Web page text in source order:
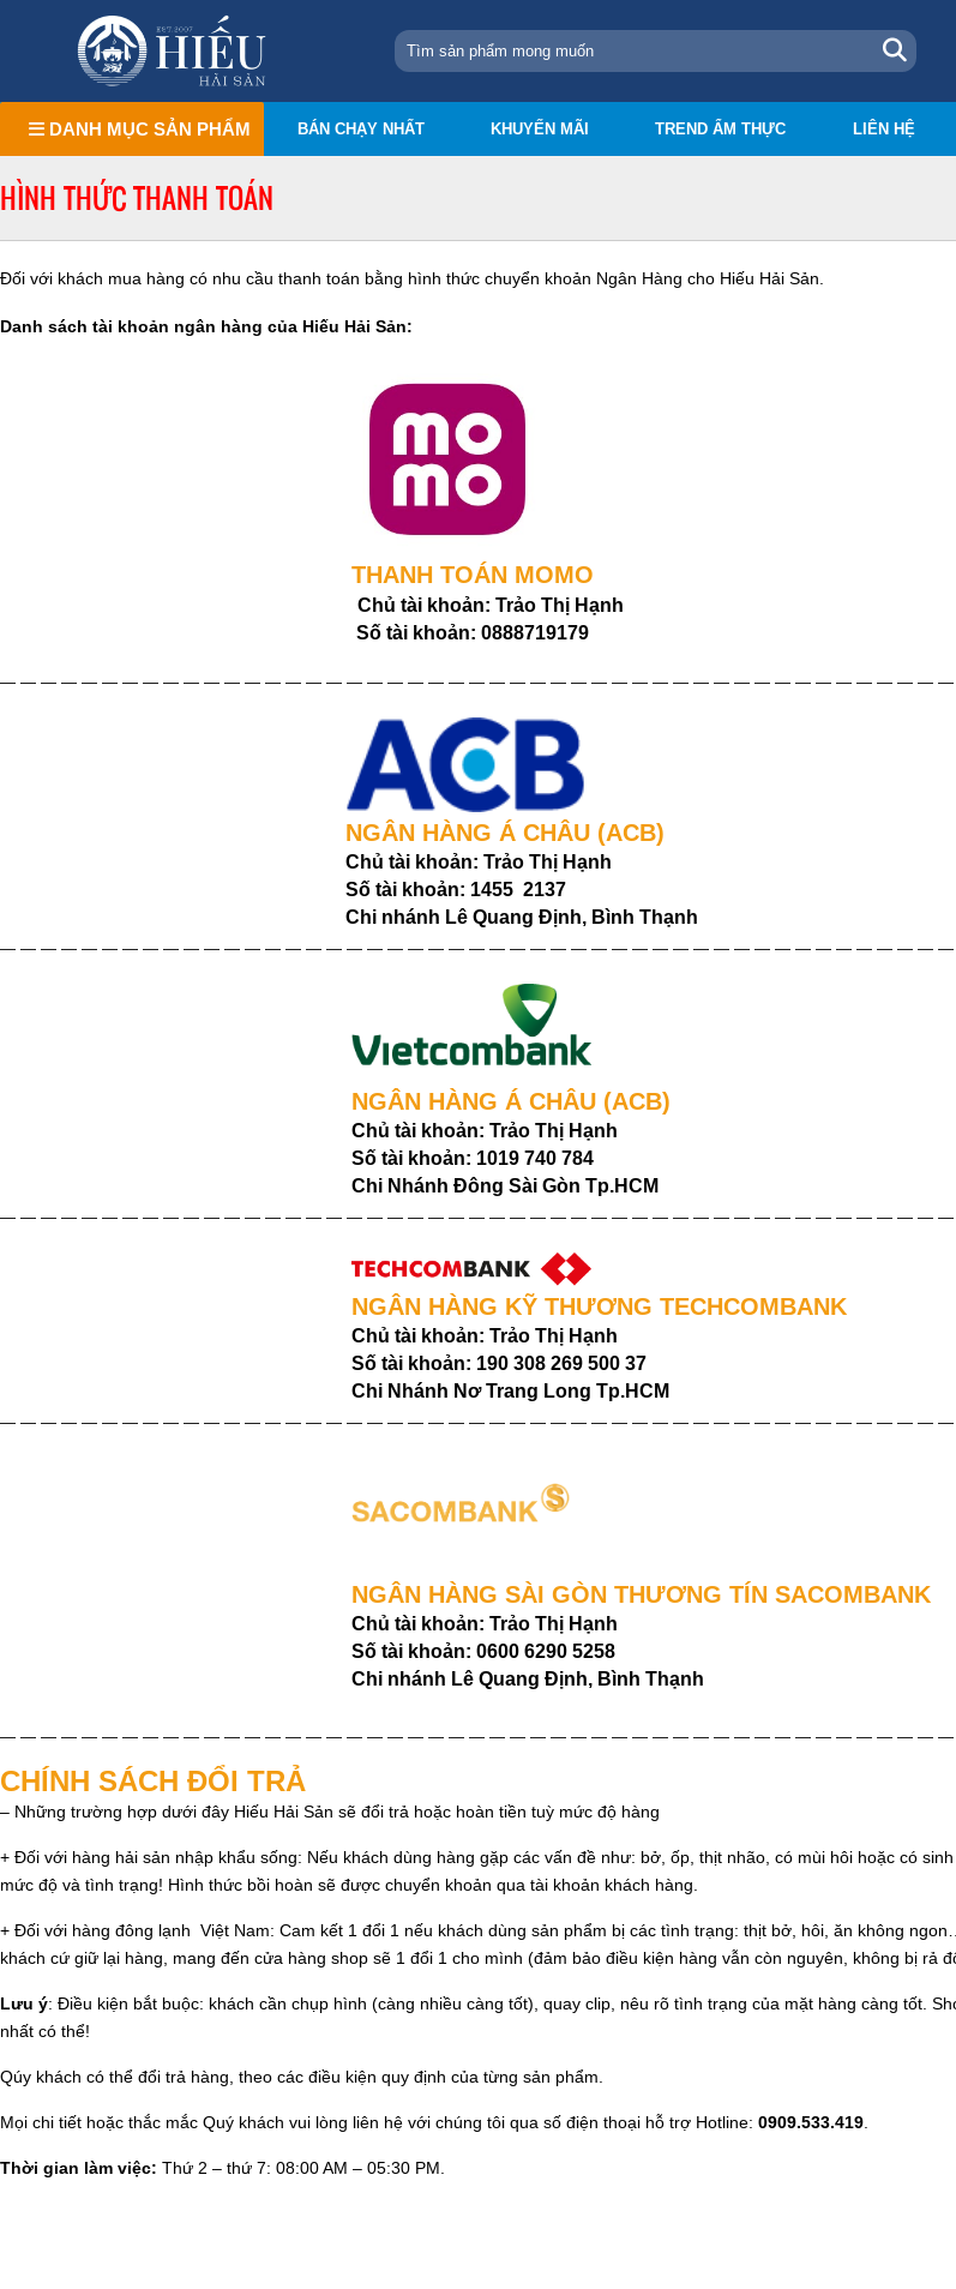
DANH MỤC SẢN PHẨM BÁN CHẠY NHẤT KHUYẾN MÃI TREND ẨM THỰC LIÊN HỆ
HÌNH THỨC THANH TOÁN
Đối với khách mua hàng có nhu cầu thanh toán bằng hình thức chuyển khoản Ngân Hàng cho Hiếu Hải Sản.
Danh sách tài khoản ngân hàng của Hiếu Hải Sản:
THANH TOÁN MOMO
Chủ tài khoản: Trảo Thị Hạnh
Số tài khoản: 0888719179
— — — — — — — — — — — — — — — — — — — — — — — — — — — — — — — — — — — — — — — — — — — — — —
NGÂN HÀNG Á CHÂU (ACB)
Chủ tài khoản: Trảo Thị Hạnh
Số tài khoản: 1455 2137
Chi nhánh Lê Quang Định, Bình Thạnh
— — — — — — — — — — — — — — — — — — — — — — — — — — — — — — — — — — — — — — — — — — — — — —
NGÂN HÀNG Á CHÂU (ACB)
Chủ tài khoản: Trảo Thị Hạnh
Số tài khoản: 1019 740 784
Chi Nhánh Đông Sài Gòn Tp.HCM
— — — — — — — — — — — — — — — — — — — — — — — — — — — — — — — — — — — — — — — — — — — — — —
NGÂN HÀNG KỸ THƯƠNG TECHCOMBANK
Chủ tài khoản: Trảo Thị Hạnh
Số tài khoản: 190 308 269 500 37
Chi Nhánh Nơ Trang Long Tp.HCM
— — — — — — — — — — — — — — — — — — — — — — — — — — — — — — — — — — — — — — — — — — — — — —
NGÂN HÀNG SÀI GÒN THƯƠNG TÍN SACOMBANK
Chủ tài khoản: Trảo Thị Hạnh
Số tài khoản: 0600 6290 5258
Chi nhánh Lê Quang Định, Bình Thạnh
— — — — — — — — — — — — — — — — — — — — — — — — — — — — — — — — — — — — — — — — — — — — — —
CHÍNH SÁCH ĐỔI TRẢ
– Những trường hợp dưới đây Hiếu Hải Sản sẽ đổi trả hoặc hoàn tiền tuỳ mức độ hàng
+ Đối với hàng hải sản nhập khẩu sống: Nếu khách dùng hàng gặp các vấn đề như: bở, ốp, thịt nhão, có mùi hôi hoặc có
mức độ và tình trạng! Hình thức bồi hoàn sẽ được chuyển khoản qua tài khoản khách hàng.
+ Đối với hàng đông lạnh Việt Nam: Cam kết 1 đổi 1 nếu khách dùng sản phẩm bị các tình trạng: thịt bở, hôi, ăn không
khách cứ giữ lại hàng, mang đến cửa hàng shop sẽ 1 đổi 1 cho mình (đảm bảo điều kiện hàng vẫn còn nguyên, không bị rả
Lưu ý: Điều kiện bắt buộc: khách cần chụp hình (càng nhiều càng tốt), quay clip, nêu rõ tình trạng của mặt hàng càng tốt.
nhất có thể!
Qúy khách có thể đổi trả hàng, theo các điều kiện quy định của từng sản phẩm.
Mọi chi tiết hoặc thắc mắc Quý khách vui lòng liên hệ với chúng tôi qua số điện thoại hỗ trợ Hotline: 0909.533.419
Thời gian làm việc: Thứ 2 – thứ 7: 08:00 AM – 05:30 PM.